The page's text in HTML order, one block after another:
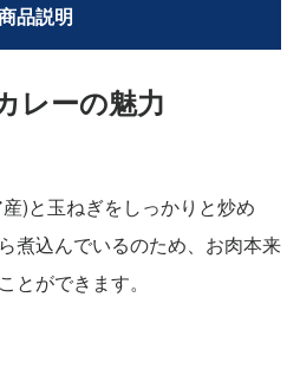
品説明
レーの魅力
)と玉ねぎをしっかりと炒め
煮込んでいるのため、お肉本来
とができます。